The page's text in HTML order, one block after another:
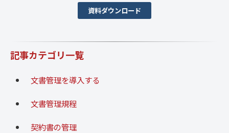
資料ダウンロード
記事カテゴリ一覧
文書管理を導入する
文書管理規程
契約書の管理